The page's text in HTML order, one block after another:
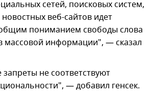
сетей, поисковых систем,
веб-сайтов идет
пониманием свободы слова
массовой информации", — сказал
запреты не соответствуют
— добавил генсек.